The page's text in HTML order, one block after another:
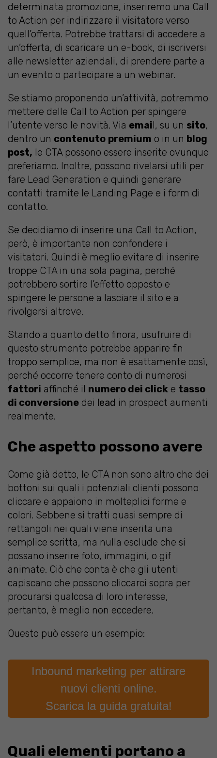
determinata promozione, inseriremo una Call
to Action per indirizzare il visitatore verso
quell’offerta. Potrebbe trattarsi di accedere a
un’offerta, di scaricare un e-book, di iscriversi
alle newsletter aziendali, di prendere parte a
un evento o partecipare a un webinar.
Se stiamo proponendo un’attività, potremmo
mettere delle Call to Action per spingere
l’utente verso le novità. Via email, su un sito,
dentro un contenuto premium o in un blog
post, le CTA possono essere inserite ovunque
preferiamo. Inoltre, possono rivelarsi utili per
fare Lead Generation e quindi generare
contatti tramite le Landing Page e i form di
contatto.
Se decidiamo di inserire una Call to Action,
però, è importante non confondere i
visitatori. Quindi è meglio evitare di inserire
troppe CTA in una sola pagina, perché
potrebbero sortire l’effetto opposto e
spingere le persone a lasciare il sito e a
rivolgersi altrove.
Stando a quanto detto finora, usufruire di
questo strumento potrebbe apparire fin
troppo semplice, ma non è esattamente così,
perché occorre tenere conto di numerosi
fattori affinché il numero dei click e tasso
di conversione dei lead in prospect aumenti
realmente.
Che aspetto possono avere
Come già detto, le CTA non sono altro che dei
bottoni sui quali i potenziali clienti possono
cliccare e appaiono in molteplici forme e
colori. Sebbene si tratti quasi sempre di
rettangoli nei quali viene inserita una
semplice scritta, ma nulla esclude che si
possano inserire foto, immagini, o gif
animate. Ciò che conta è che gli utenti
capiscano che possono cliccarci sopra per
procurarsi qualcosa di loro interesse,
pertanto, è meglio non eccedere.
Questo può essere un esempio:
Inbound marketing per attirare
nuovi clienti online.
Scarica la guida gratuita!
Quali elementi portano a